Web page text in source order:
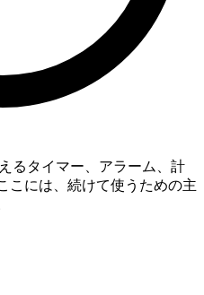
るタイマー、アラーム、計
こには、続けて使うための主